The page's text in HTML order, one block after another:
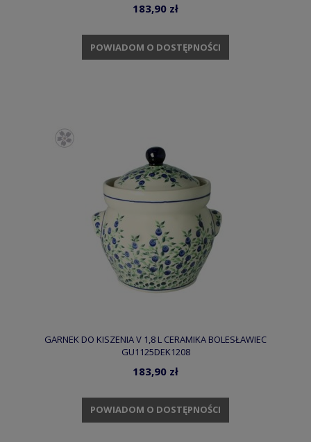
183,90 zł
POWIADOM O DOSTĘPNOŚCI
GARNEK DO KISZENIA V 1,8 L CERAMIKA BOLESŁAWIEC
GU1125DEK1208
183,90 zł
POWIADOM O DOSTĘPNOŚCI